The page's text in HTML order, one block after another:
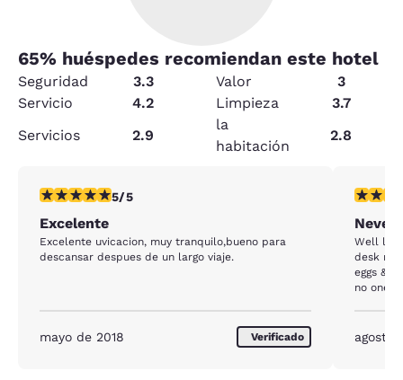
65% huéspedes recomiendan este hotel
Seguridad 3.3 Valor
3
Servicio
4.2 Limpieza
3.7
Servicios
2.9
la
habitación
2.8
calificación de 5 estrellas. Excepcional. 1 reseña
5/5
Excelente
Excelente uvicacion, muy tranquilo,bueno para
descansar despues de un largo viaje.
mayo de 2018 Verificado
Never
Well
desk most times,
eggs & dry sausage
no one
doors
rocks
agosto